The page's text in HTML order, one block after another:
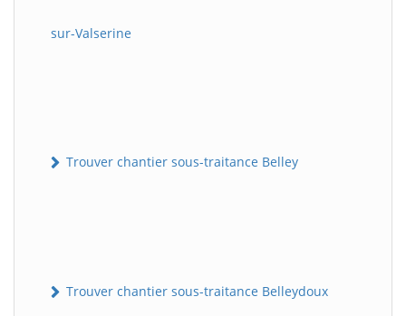
sur-Valserine
Trouver chantier sous-traitance Belley
Trouver chantier sous-traitance Belleydoux